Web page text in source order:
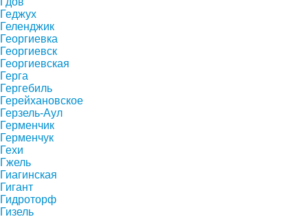
Геджух
Геленджик
Георгиевка
Георгиевск
Георгиевская
Герга
Гергебиль
Герейхановское
Герзель-Аул
Герменчик
Герменчук
Гехи
Гжель
Гиагинская
Гигант
Гидроторф
Гизель